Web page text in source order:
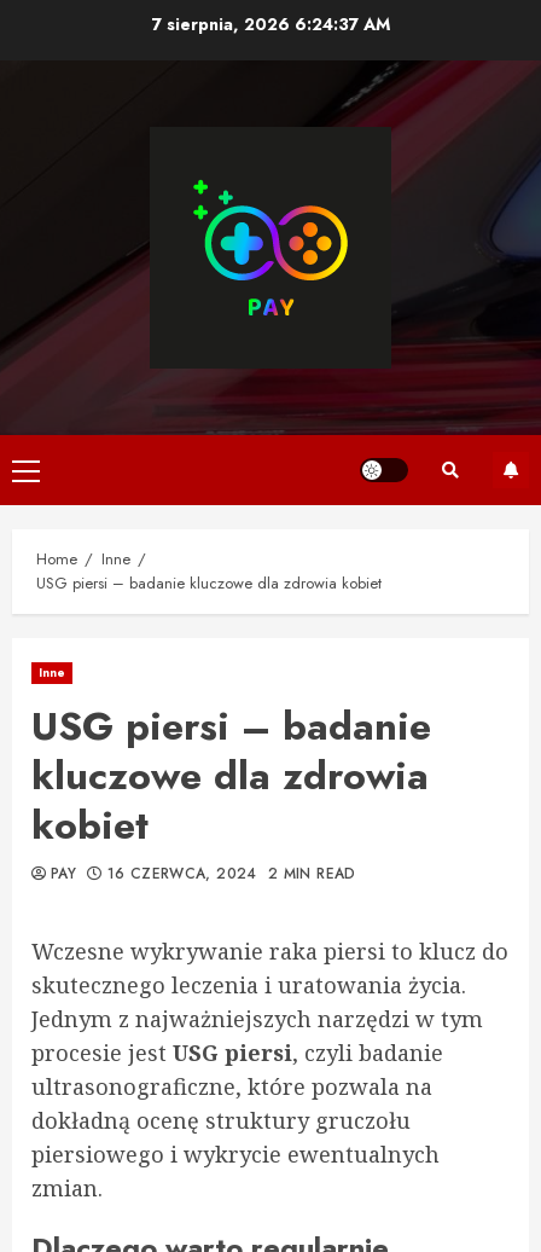
7 sierpnia, 2026 6:24:37 AM
Primary
Menu
Home
Inne
USG piersi – badanie kluczowe dla zdrowia kobiet
Inne
USG piersi – badanie
kluczowe dla zdrowia
kobiet
PAY 16 CZERWCA, 2024 2 MIN READ
Wczesne wykrywanie raka piersi to klucz do
skutecznego leczenia i uratowania życia.
Jednym z najważniejszych narzędzi w tym
procesie jest USG piersi, czyli badanie
ultrasonograficzne, które pozwala na
dokładną ocenę struktury gruczołu
piersiowego i wykrycie ewentualnych
zmian.